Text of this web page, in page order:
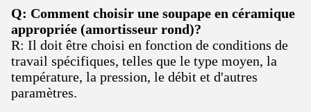
Q: Comment choisir une soupape en céramique
appropriée (amortisseur rond)?
R: Il doit être choisi en fonction de conditions de
travail spécifiques, telles que le type moyen, la
température, la pression, le débit et d'autres
paramètres.